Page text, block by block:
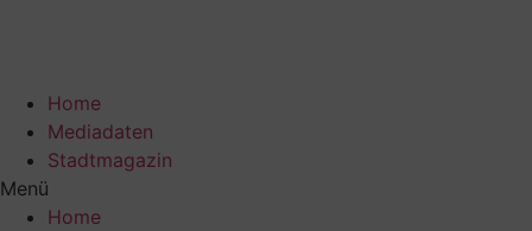
Home
Mediadaten
Stadtmagazin
Menü
Home